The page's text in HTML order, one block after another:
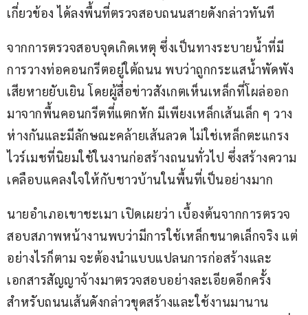
เกี่ยวข้อง ได้ลงพื้นที่ตรวจสอบถนนสายดังกล่าวทันที
จากการตรวจสอบจุดเกิดเหตุ ซึ่งเป็นทางระบายน้ำที่มี
การวางท่อคอนกรีตอยู่ใต้ถนน พบว่าถูกกระแสน้ำพัดพัง
เสียหายยับเยิน โดยผู้สื่อข่าวสังเกตเห็นเหล็กที่โผล่ออก
มาจากพื้นคอนกรีตที่แตกหัก มีเพียงเหล็กเส้นเล็ก ๆ วาง
ห่างกันและมีลักษณะคล้ายเส้นลวด ไม่ใช่เหล็กตะแกรง
ไวร์เมชที่นิยมใช้ในงานก่อสร้างถนนทั่วไป ซึ่งสร้างความ
เคลือบแคลงใจให้กับชาวบ้านในพื้นที่เป็นอย่างมาก
นายอำเภอเขาชะเมา เปิดเผยว่า เบื้องต้นจากการตรวจ
สอบสภาพหน้างานพบว่ามีการใช้เหล็กขนาดเล็กจริง แต่
อย่างไรก็ตาม จะต้องนำแบบแปลนการก่อสร้างและ
เอกสารสัญญาจ้างมาตรวจสอบอย่างละเอียดอีกครั้ง
สำหรับถนนเส้นดังกล่าวขุดสร้างและใช้งานมานาน